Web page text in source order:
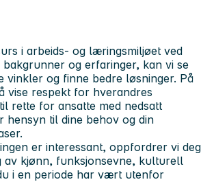
i arbeids- og læringsmiljøet ved
og erfaringer, kan vi se
og finne bedre løsninger. På
vise respekt for hverandres
rette for ansatte med nedsatt
hensyn til dine behov og din
er interessant, oppfordrer vi deg
av kjønn, funksjonsevne, kulturell
i en periode har vært utenfor